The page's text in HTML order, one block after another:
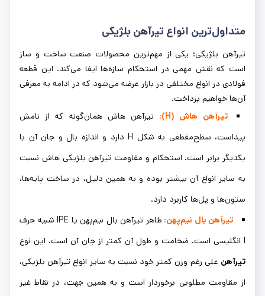
متداول‌ترین انواع تیرآهن بلژیکی
تیرآهن بلژیکی؛ یکی از مهم‌ترین محصولات صنعت ساخت و ساز
است که نقش مهمی در استحکام سازه‌ها ایفا می‌کند. این قطعه
فولادی در انواع مختلفی در بازار عرضه می‌شود که در ادامه به معرفی
آن‌ها خواهیم پرداخت.
تیرآهن هاش (H
)
: تیرآهن هاش همان‌گونه که از نامش
پیداست، سطح‌مقطعی به شکل H دارد و اندازه بال و جان آن با
یکدیگر برابر است. استحکام و مقاومت تیرآهن بلژیکی هاش نسبت
به سایر انواع آن بیشتر بوده و به همین دلیل، در ساخت پایه‌ها،
ستون‌ها و پل‌ها کاربرد دارد.
تیرآهن بال نیم‌پهن:
ظاهر تیرآهن بال نیم‌پهن یا IPE شبیه حرف
I انگلیسی است. ضخامت و طول آن کمتر از جان آن است. این نوع
تیرآهن علی رغم وزن کمتر خود نسبت به سایر انواع تیرآهن بلژیکی،
از مقاومت مطلوبی برخوردار است و به همین جهت، در نقاط غیر